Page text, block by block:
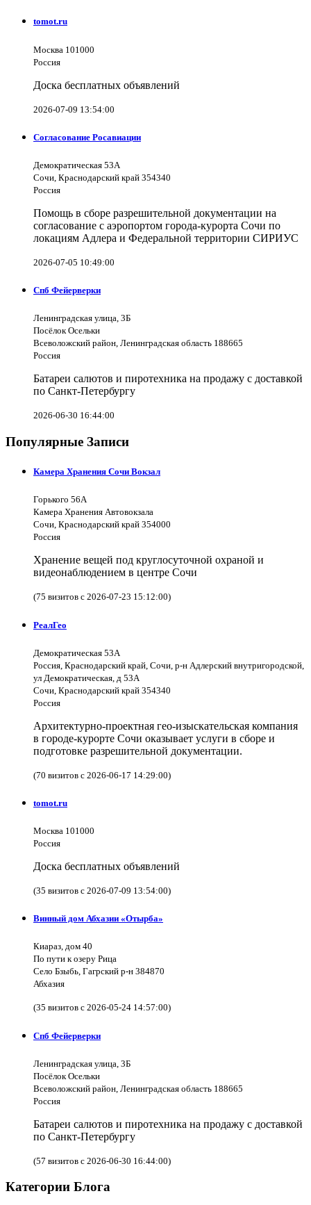
tomot.ru
Москва 101000
Россия
Доска бесплатных объявлений
2026-07-09 13:54:00
Согласование Росавиации
Демократическая 53А
Сочи, Краснодарский край 354340
Россия
Помощь в сборе разрешительной документации на
согласование с аэропортом города-курорта Сочи по
локациям Адлера и Федеральной территории СИРИУС
2026-07-05 10:49:00
Спб Фейерверки
Ленинградская улица, 3Б
Посёлок Осельки
Всеволожский район, Ленинградская область 188665
Россия
Батареи салютов и пиротехника на продажу с доставкой
по Санкт-Петербургу
2026-06-30 16:44:00
Популярные Записи
Камера Хранения Сочи Вокзал
Горького 56А
Камера Хранения Автовокзала
Сочи, Краснодарский край 354000
Россия
Хранение вещей под круглосуточной охраной и
видеонаблюдением в центре Сочи
(75 визитов с 2026-07-23 15:12:00)
РеалГео
Демократическая 53А
Россия, Краснодарский край, Сочи, р-н Адлерский внутригородской,
ул Демократическая, д 53А
Сочи, Краснодарский край 354340
Россия
Архитектурно-проектная гео-изыскательская компания
в городе-курорте Сочи оказывает услуги в сборе и
подготовке разрешительной документации.
(70 визитов с 2026-06-17 14:29:00)
tomot.ru
Москва 101000
Россия
Доска бесплатных объявлений
(35 визитов с 2026-07-09 13:54:00)
Винный дом Абхазии «Отырба»
Киараз, дом 40
По пути к озеру Рица
Село Бзыбь, Гагрский р-н 384870
Абхазия
(35 визитов с 2026-05-24 14:57:00)
Спб Фейерверки
Ленинградская улица, 3Б
Посёлок Осельки
Всеволожский район, Ленинградская область 188665
Россия
Батареи салютов и пиротехника на продажу с доставкой
по Санкт-Петербургу
(57 визитов с 2026-06-30 16:44:00)
Категории Блога